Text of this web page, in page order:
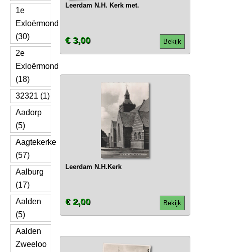
1e
Exloërmond
(30)
2e
Exloërmond
(18)
32321 (1)
Aadorp
(5)
Aagtekerke
(57)
Aalburg
(17)
Aalden
(5)
Aalden
Zweeloo
Leerdam N.H. Kerk met.
Bekijk
€ 3,00
Leerdam N.H.Kerk
Bekijk
€ 2,00